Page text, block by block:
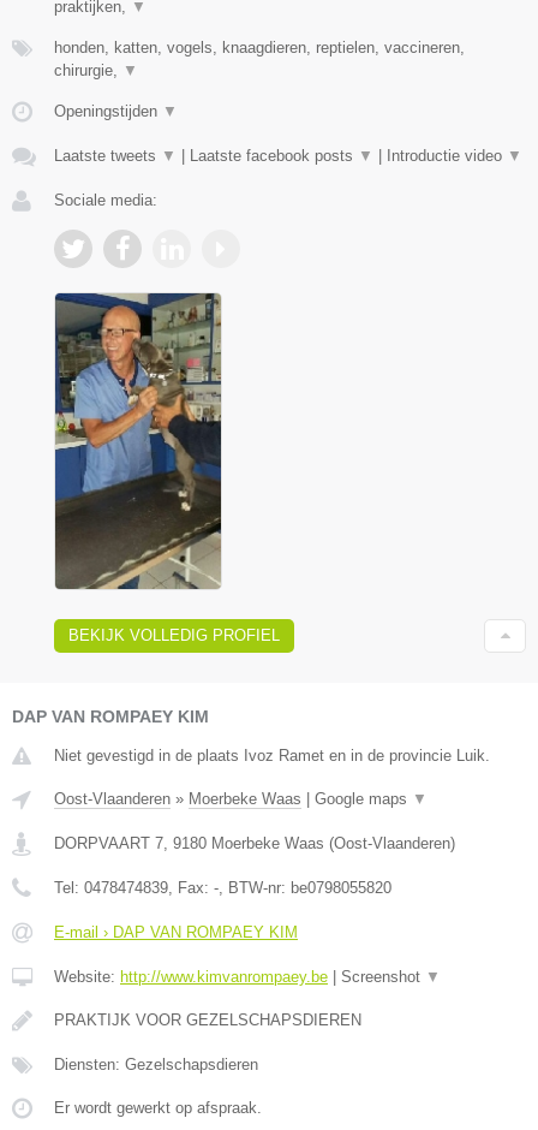
praktijken,
▼
honden, katten, vogels, knaagdieren, reptielen, vaccineren,
chirurgie,
▼
Openingstijden ▼
Laatste tweets ▼ Laatste facebook posts ▼ Introductie video ▼
Sociale media:
BEKIJK VOLLEDIG PROFIEL
DAP VAN ROMPAEY KIM
Niet gevestigd in de plaats Ivoz Ramet en in de provincie Luik.
Oost-Vlaanderen » Moerbeke Waas Google maps ▼
DORPVAART 7, 9180 Moerbeke Waas (Oost-Vlaanderen)
Tel: 0478474839, Fax: -, BTW-nr: be0798055820
E-mail › DAP VAN ROMPAEY KIM
Website: http://www.kimvanrompaey.be Screenshot ▼
PRAKTIJK VOOR GEZELSCHAPSDIEREN
Diensten: Gezelschapsdieren
Er wordt gewerkt op afspraak.